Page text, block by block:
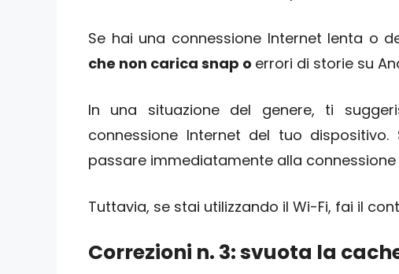
Se hai una connessione Internet lenta o
che non carica snap o errori di storie su
In una situazione del genere, ti
connessione Internet del tuo
passare immediatamente alla connessione
Tuttavia, se stai utilizzando il Wi-Fi, fai il
Correzioni n. 3: svuota la